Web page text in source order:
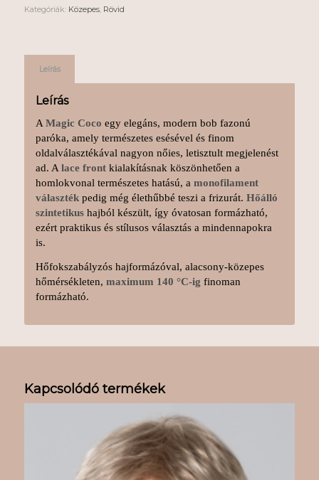
Kategóriák: Közepes, Rövid
Leírás
Leírás
A Magic Coco egy elegáns, modern bob fazonú
paróka, amely természetes esésével és finom
oldalválasztékával nagyon nőies, letisztult megjelenést
ad. A lace frontkialakításnak köszönhetően a
homlokvonal természetes hatású, a monofilament
választékpedig még élethűbbé teszi a frizurát. Hőálló
szintetikushajból készült, így óvatosan formázható,
ezért praktikus és stílusos választás a mindennapokra
is.
Hőfokszabályzós hajformázóval, alacsony-közepes
hőmérsékleten, maximum 140 °C-ig finoman
formázható.
Kapcsolódó termékek